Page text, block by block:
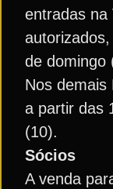
entradas na
de domingo
Nos demais
a partir das
(10).
Sócios
A venda